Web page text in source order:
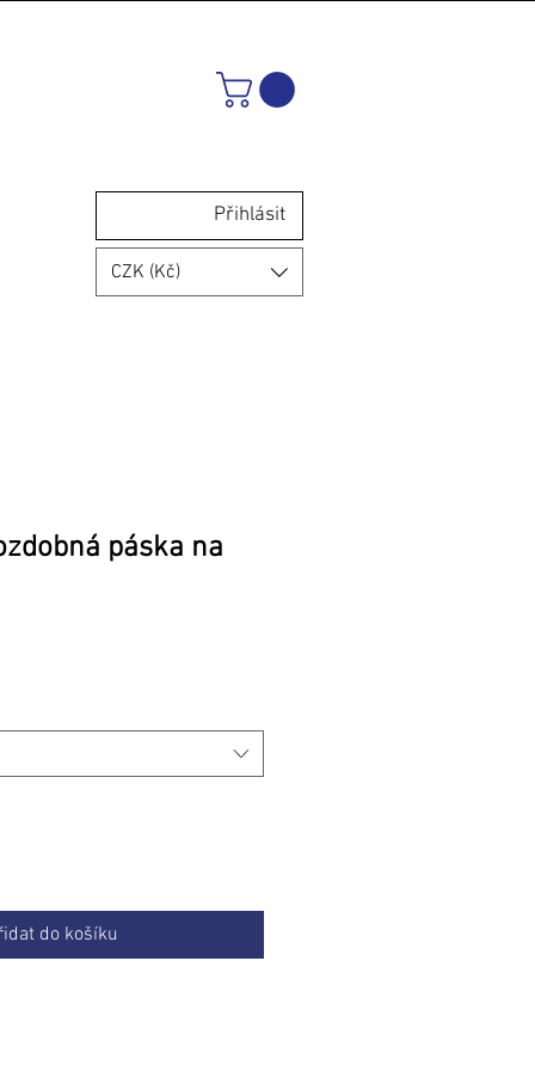
Přihlásit
CZK (Kč)
páska na
do košíku